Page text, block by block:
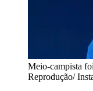
Meio-campista
Reprodução/